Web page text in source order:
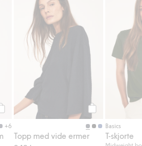
til
+6
Basetopp med kort arm, Legg til i favoriter
Legg til
Topp med vide ermer
Topp med
Basics
T-skjorte